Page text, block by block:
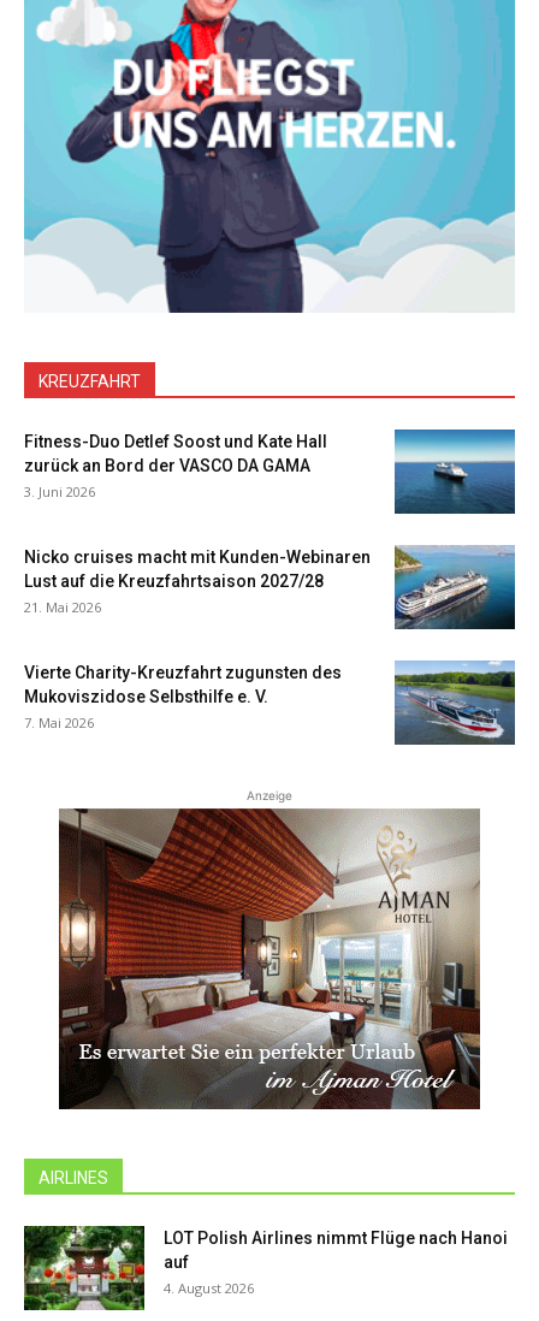
KREUZFAHRT
Fitness-Duo Detlef Soost und Kate Hall
zurück an Bord der VASCO DA GAMA
3. Juni 2026
Nicko cruises macht mit Kunden-Webinaren
Lust auf die Kreuzfahrtsaison 2027/28
21. Mai 2026
Vierte Charity-Kreuzfahrt zugunsten des
Mukoviszidose Selbsthilfe e. V.
7. Mai 2026
Anzeige
AIRLINES
LOT Polish Airlines nimmt Flüge nach Hanoi
auf
4. August 2026